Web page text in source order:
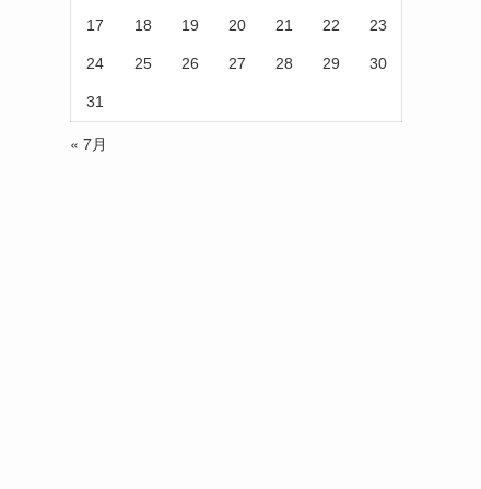
17 18 19 20 21 22 23
24 25 26 27 28 29 30
31
« 7月